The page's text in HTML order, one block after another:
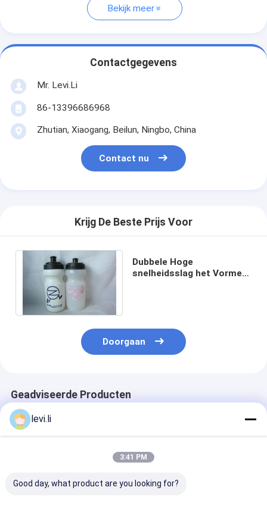
Bekijk meer
Contactgegevens
Mr. Levi.Li
86-13396686968
Zhutian, Xiaogang, Beilun, Ningbo, China
Contact nu
Krijg De Beste Prijs Voor
Dubbele Hoge
snelheidsslag het Vormen
Doorgaan
Geadviseerde Producten
levi.li
3:41 PM
Good day, what product are you looking for?